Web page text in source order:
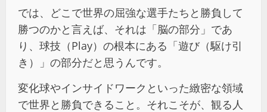
では、どこで世界の屈強な選手たちと勝負して
勝つのかと言えば、それは「脳の部分」であ
り、球技（Play）の根本にある「遊び（駆け引
き）」の部分だと思うんです。
変化球やインサイドワークといった緻密な領域
で世界と勝負できること。それこそが、観る人